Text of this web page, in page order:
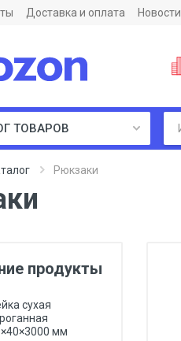
Доставка и оплата Новости
и фанеры
ТОВАРОВ
Рюкзаки
продукты
сухая
мм